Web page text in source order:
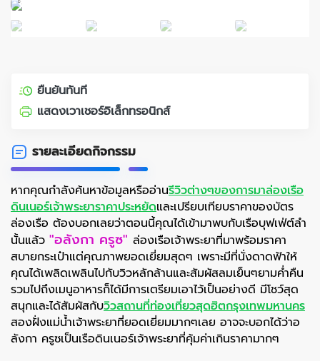
ยืนยันทันที
แสดงเวาเชอร์อิเล็กทรอนิกส์
รายละเอียดกิจกรรม
หากคุณกำลังค้นหาข้อมูลหรืออ่านรีวิวต่างๆของการมาล่องเรือ
ดินเนอร์เจ้าพระยาราคาประหยัดและเปรียบเทียบราคาของบัตร
ล่องเรือ ต้องบอกเลยว่าตอนนี้คุณได้เข้ามาพบกับเรือบุฟเฟ่ต์ลำ
นั้นแล้ว "อลังกา ครูซ" ล่องเรือเจ้าพระยาที่มาพร้อมราคา
สบายกระเป๋าแต่คุณภาพยอดเยี่ยมสุดๆ เพราะมีที่นั่งดาดฟ้าให้
คุณได้เพลิดเพลินไปกับวิวหลักล้านและสัมผัสลมเย็นๆยามค่ำคืน
รวมไปถึงเมนูอาหารก็ได้มีการเตรียมเอาไว้เป็นอย่างดี มีโชว์สุด
สนุกและได้สัมผัสกับวิวสถานที่ท่องเที่ยวสุดฮิตกรุงเทพมหานคร
สองฝั่งแม่น้ำเจ้าพระยาที่ยอดเยี่ยมมากๆเลย อาจจะบอกได้ว่าอ
ลังกา ครูซเป็นเรือดินเนอร์เจ้าพระยาที่คุ้มค่าเกินราคามากๆ